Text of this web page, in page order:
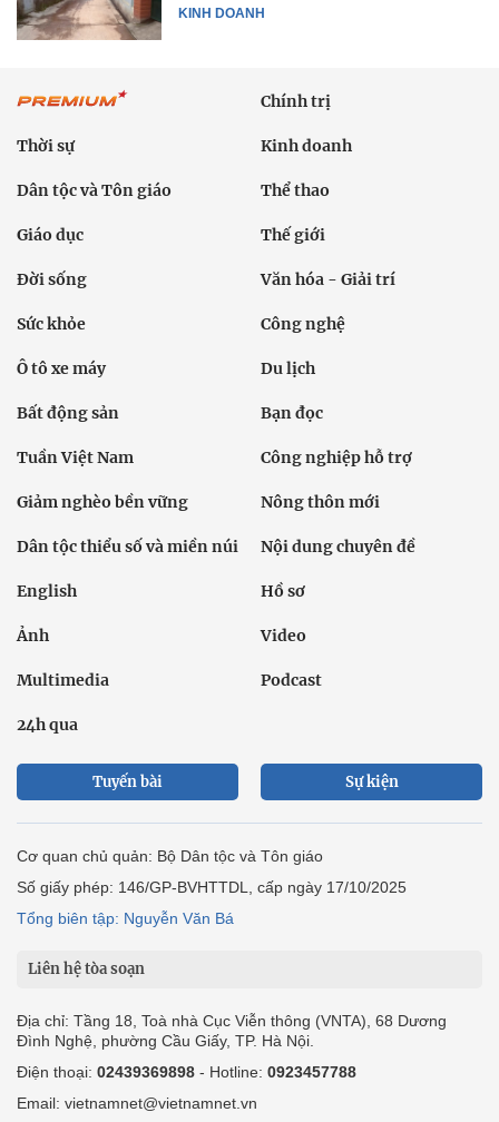
KINH DOANH
Chính trị
Thời sự Kinh doanh
Dân tộc và Tôn giáo Thể thao
Giáo dục Thế giới
Đời sống Văn hóa - Giải trí
Sức khỏe Công nghệ
Ô tô xe máy Du lịch
Bất động sản Bạn đọc
Tuần Việt Nam Công nghiệp hỗ trợ
Giảm nghèo bền vững Nông thôn mới
Dân tộc thiểu số và miền núi Nội dung chuyên đề
English Hồ sơ
Ảnh Video
Multimedia Podcast
24h qua
Tuyến bài Sự kiện
Cơ quan chủ quản: Bộ Dân tộc và Tôn giáo
Số giấy phép: 146/GP-BVHTTDL, cấp ngày 17/10/2025
Tổng biên tập: Nguyễn Văn Bá
Liên hệ tòa soạn
Địa chỉ: Tầng 18, Toà nhà Cục Viễn thông (VNTA), 68 Dương
Đình Nghệ, phường Cầu Giấy, TP. Hà Nội.
Điện thoại: 02439369898 - Hotline: 0923457788
Email: vietnamnet@vietnamnet.vn